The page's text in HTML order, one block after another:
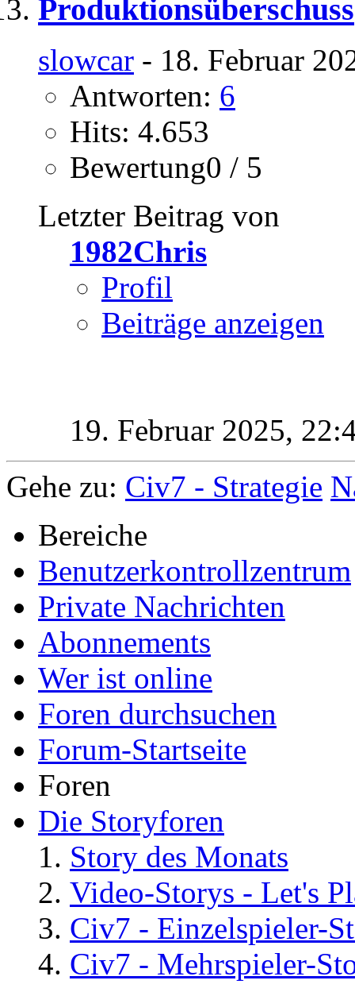
Produktionsüberschuss
slowcar - 18. Februar
Antworten: 6
Hits: 4.653
Bewertung0 / 5
Letzter Beitrag von
1982Chris
Profil
Beiträge anzeigen
19. Februar 2025,
Gehe zu: Civ7 - Strategie
Bereiche
Benutzerkontrollzentrum
Private Nachrichten
Abonnements
Wer ist online
Foren durchsuchen
Forum-Startseite
Foren
Die Storyforen
Story des Monats
Video-Storys - Let's
Civ7 - Einzelspieler-
Civ7 - Mehrspieler-